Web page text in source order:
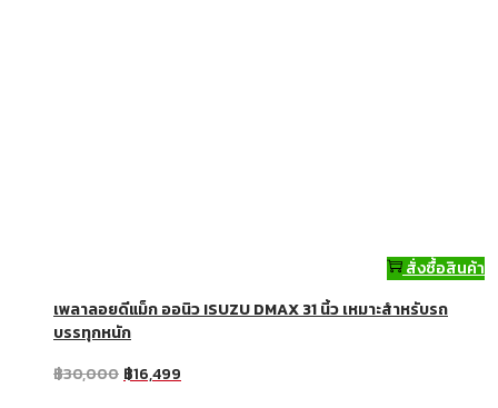
สั่งซื้อสินค้า
เพลาลอยดีแม็ก ออนิว ISUZU DMAX 31 นิ้ว เหมาะสำหรับรถ
บรรทุกหนัก
฿30,000 ฿16,499